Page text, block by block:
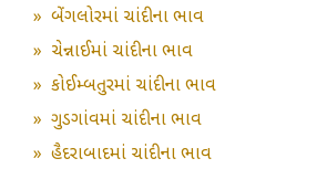
» બેંગલોરમાં ચાંદીના ભાવ
» ચેન્નાઈમાં ચાંદીના ભાવ
» કોઈમ્બતુરમાં ચાંદીના ભાવ
» ગુડગાંવમાં ચાંદીના ભાવ
» હૈદરાબાદમાં ચાંદીના ભાવ